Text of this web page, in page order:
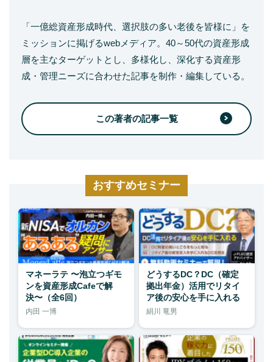
「一億総資産形成時代、選択肢の多い老後を皆様に」を
ミッションに掲げるwebメディア。40～50代の資産形成
層を主なターゲットとし、多様化し、深化する資産形
成・管理ニーズに合わせた記事を制作・編集している。
この著者の記事一覧
おすすめセミナー
マネーラテ 〜泡立つギモ
ンを資産形成Cafeで解
決〜（全6回）
内田 一博
どうするDC？DC（確定
拠出年金）活用でリタイ
ア後の安心を手に入れる
絹川 竜男